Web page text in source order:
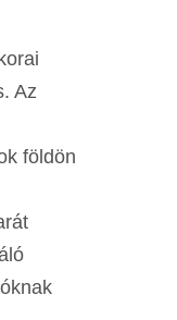
Az
földön